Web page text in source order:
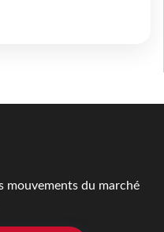
mouvements du marché